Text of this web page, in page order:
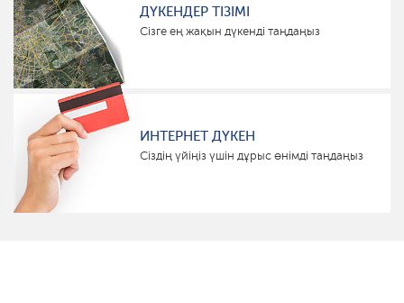
ДҮКЕНДЕР ТІЗІМІ
Сізге ең жақын дүкенді таңдаңыз
ИНТЕРНЕТ ДҮКЕН
Сіздің үйіңіз үшін дұрыс өнімді таңдаңыз